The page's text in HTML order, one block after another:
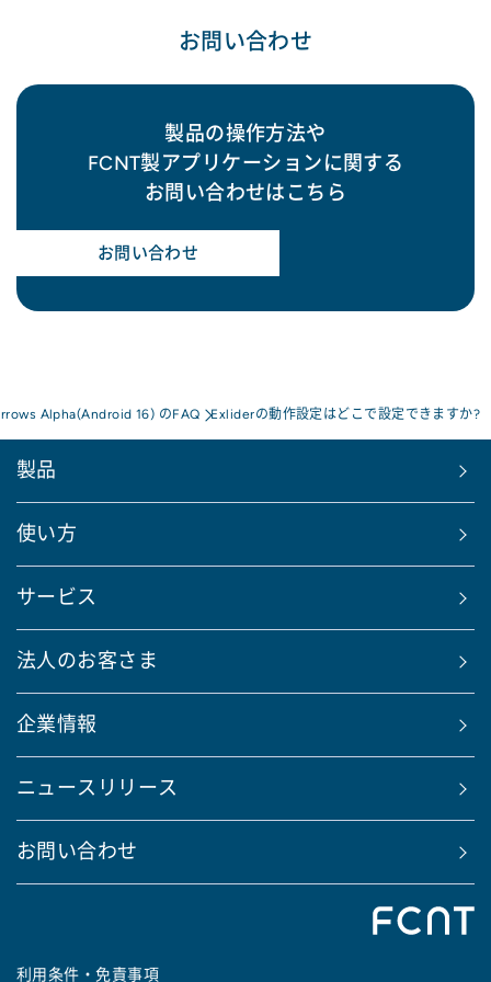
お問い合わせ
製品の操作方法や
FCNT製アプリケーションに関する
お問い合わせはこちら
お問い合わせ
Alpha(Android 16) のFAQ Exliderの動作設定はどこで設定できますか?
製品
使い方
サービス
法人のお客さま
企業情報
ニュースリリース
お問い合わせ
利用条件・免責事項